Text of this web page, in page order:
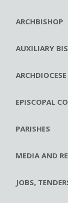
ARCHBISHOP
AUXILIARY
ARCHDIOCESE
EPISCOPAL
PARISHES
MEDIA AND
JOBS,